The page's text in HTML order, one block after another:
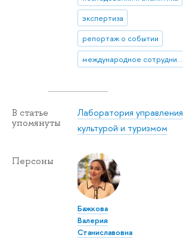
экспертиза
репортаж о событии
международное сотрудничество
В статье
упомянуты
Лаборатория управления
культурой и туризмом
Персоны
Бажкова
Валерия
Станиславовна